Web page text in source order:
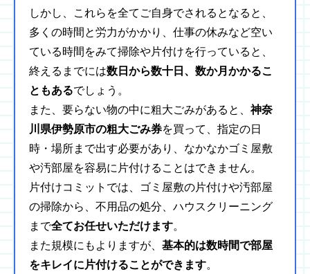
しかし、これらを全てご自身でされるとなると、
多くの時間と労力がかかり、仕事の休みなど空い
ている時間をみて掃除や片付けを行っていると、
終えるまでには数日から数十日、数か月かかるこ
ともあるでしょう。
また、要らない物の中に粗大ごみがあると、神奈
川県伊勢原市の粗大ごみ券を買って、指定の日
時・場所まで出す必要があり、なかなかゴミ屋敷
や汚部屋を容易に片付けることはできません。
片付けコミットでは、ゴミ屋敷の片付けや汚部屋
の掃除から、不用品の処分、ハウスクリーニング
まで全てお任せいただけます。
また規模にもよりますが、 基本的は数時間で部屋
をキレイに片付けることができます。